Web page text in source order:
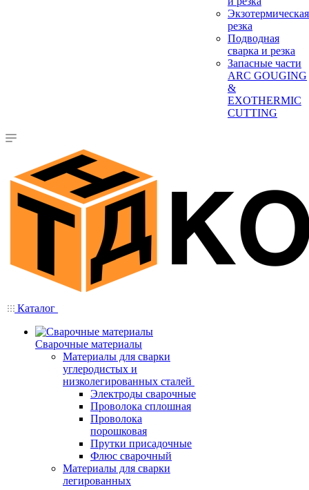
Экзотермическая
резка
Подводная
сварка и резка
Запасные части
ARC GOUGING
&
EXOTHERMIC
CUTTING
Каталог
Сварочные материалы
Материалы для сварки
углеродистых и
низколегированных сталей
Электроды сварочные
Проволока сплошная
Проволока
порошковая
Прутки присадочные
Флюс сварочный
Материалы для сварки
легированных